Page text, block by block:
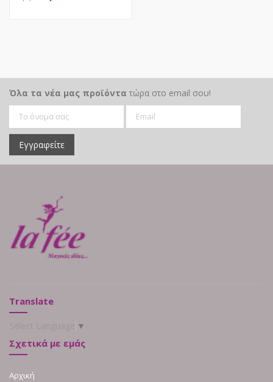
Όλα τα νέα μας προϊόντα τώρα στο email σου!
Εγγραφείτε
Translate
▼
Σχετικά με εμάς
Αρχική